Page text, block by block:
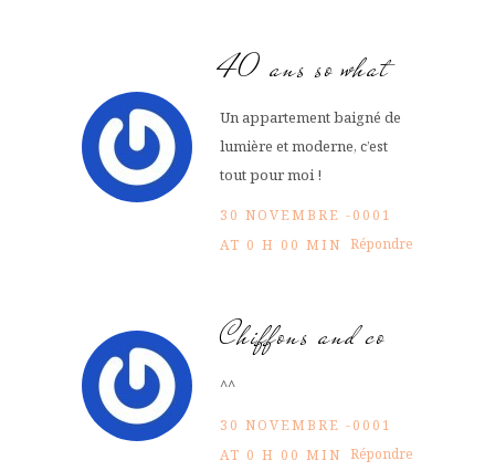
40 ans so what
Un appartement baigné de
lumière et moderne, c’est
tout pour moi !
30 NOVEMBRE -0001
AT 0 H 00 MIN Répondre
Chiffons and co
^^
30 NOVEMBRE -0001
AT 0 H 00 MIN Répondre